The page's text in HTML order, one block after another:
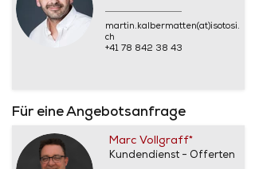
martin.kalbermatten(at)isotosi.
ch
+41 78 842 38 43
Für eine Angebotsanfrage
Marc Vollgraff*
Kundendienst - Offerten